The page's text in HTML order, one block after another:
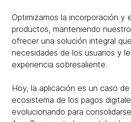
Optimizamos la incorporación y
productos, manteniendo
ofrecer una solución integral
necesidades de los usuarios y
experiencia sobresaliente.
Hoy, la aplicación es un caso
ecosistema de los pagos
evolucionando para